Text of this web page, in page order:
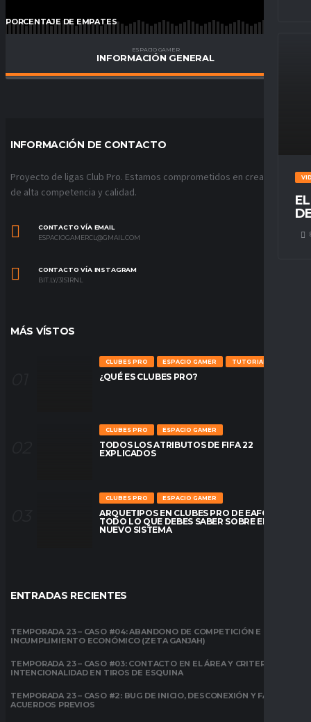
PORCENTAJE DE EMPATES
PORCENTAJE DE VICTORIAS
ESPACIO GAMER
INFORMACIÓN GENERAL
INFORMACIÓN DE CONTACTO
Proyecto de ligas Club Pro. Estamos comprometidos en crear ligas
de alta competencia y calidad.
CONTACTO VÍA EMAIL
ESPACIOGAMERCL@GMAIL.COM
CONTACTO VÍA INSTAGRAM
BIT.LY/31S1RNL
MÁS VÍSTOS
CLUBES PRO ESPACIO GAMER TUTORIALES
¿QUÉ ES CLUBES PRO?
CLUBES PRO ESPACIO GAMER
TODOS LOS ATRIBUTOS DE FIFA 22
EXPLICADOS
CLUBES PRO ESPACIO GAMER
ARQUETIPOS EN CLUBES PRO DE EAFC26:
TODO LO QUE DEBES SABER SOBRE EL
NUEVO SISTEMA
ENTRADAS RECIENTES
TEMPORADA 23 – CASO #04: ABANDONO DE COMPETICIÓN E
INCUMPLIMIENTO ECONÓMICO (ZETA GANJAH)
TEMPORADA 23 – CASO #03: CONTACTO EN EL ÁREA Y CRITERIO DE
INTENCIONALIDAD EN TIROS DE ESQUINA
TEMPORADA 23 – CASO #2: BUG DE INICIO, DESCONEXIÓN Y FALTA DE
ACUERDOS PREVIOS